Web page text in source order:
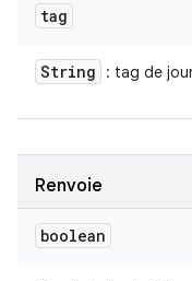
tag
String : tag de
Renvoie
boolean